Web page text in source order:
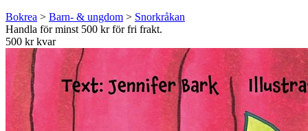
Bokrea > Barn- & ungdom > Snorkråkan
Handla för minst 500 kr för fri frakt.
500 kr kvar